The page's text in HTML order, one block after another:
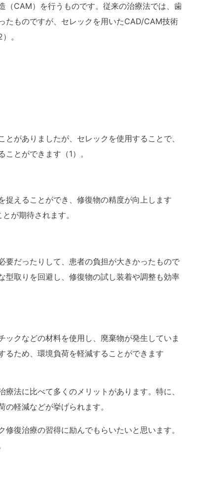
CAM）を行うものです。従来の治療法では、歯
たものですが、セレックを用いたCAD/CAM技術
。
がありましたが、セレックを使用することで、
とができます（1）。
捉えることができ、修復物の精度が向上します
が期待されます。
要だったりして、患者の負担が大きかったもので
型取りを回避し、修復物の試し装着や調整も効率
クなどの材料を使用し、廃棄物が発生していま
るため、環境負荷を軽減することができます
法に比べて多くのメリットがあります。特に、
軽減などが挙げられます。
復治療の習得に励んでもらいたいと思います。